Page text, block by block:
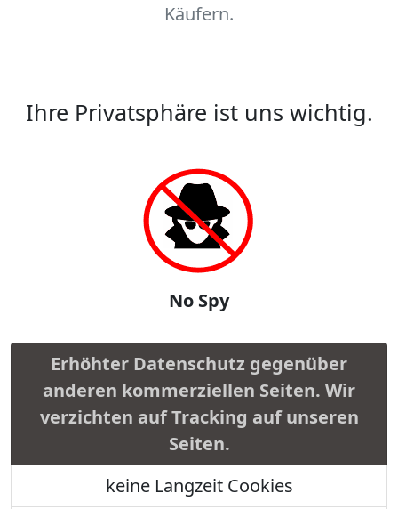
Käufern.
Ihre Privatsphäre ist uns wichtig.
No Spy
Erhöhter Datenschutz gegenüber
anderen kommerziellen Seiten. Wir
verzichten auf Tracking auf unseren
Seiten.
keine Langzeit Cookies